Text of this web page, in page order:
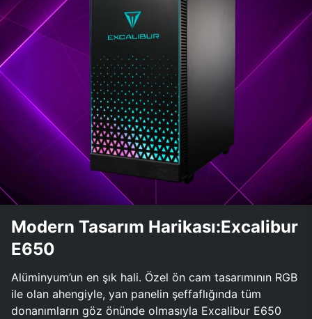
Modern Tasarım Harikası:Excalibur
E650
Alüminyum’un en şık hali. Özel ön cam tasarımının RGB
ile olan ahengiyle, yan panelin şeffaflığında tüm
donanımların göz önünde olmasıyla Excalibur E650